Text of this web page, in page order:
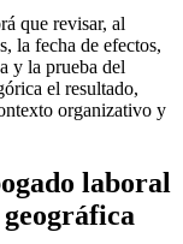
que revisar, al
la fecha de efectos,
y la prueba del
el resultado,
organizativo y
laboral